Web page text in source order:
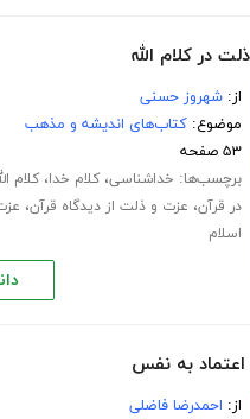
در کلام الله
از:شهروز حسنی
موضوع:کتاب‌های اندیشه و مذهب
۵۳ صفحه
برچسب‌ها: خداشناسی،کلام خدا،کلام
در قرآن، عزت و ذلت از دیدگاه قرآن،
اسلام
اعتماد به نفس
از: احمدرضا فاضلی